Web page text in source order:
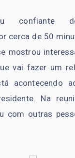
confiante
cerca de 50
mostrou
vai fazer um
acontecendo
Na
com outras